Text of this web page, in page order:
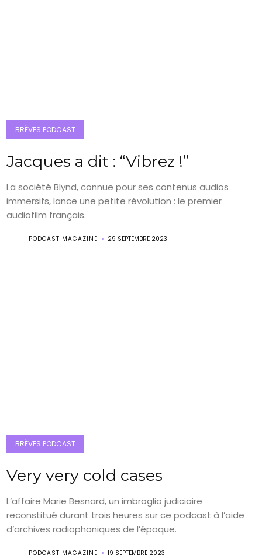
BRÈVES PODCAST
Jacques a dit : “Vibrez !”
La société Blynd, connue pour ses contenus audios
immersifs, lance une petite révolution : le premier
audiofilm français.
PODCAST MAGAZINE 29 SEPTEMBRE 2023
BRÈVES PODCAST
Very very cold cases
L’affaire Marie Besnard, un imbroglio judiciaire
reconstitué durant trois heures sur ce podcast à l’aide
d’archives radiophoniques de l’époque.
PODCAST MAGAZINE 19 SEPTEMBRE 2023